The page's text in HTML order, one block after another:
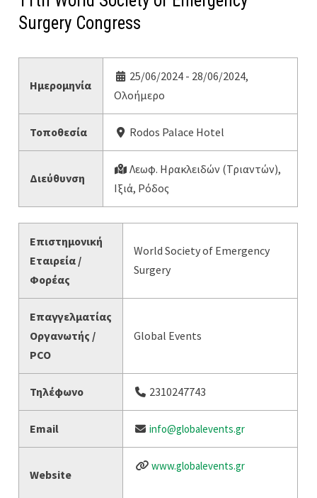
Surgery Congress
Ημερομηνία
25/06/2024 - 28/06/2024,
Ολοήμερο
Τοποθεσία Rodos Palace Hotel
Διεύθυνση
Λεωφ. Ηρακλειδών (Τριαντών),
Ιξιά, Ρόδος
Επιστημονική
Εταιρεία /
Φορέας
World Society of Emergency
Surgery
Επαγγελματίας
Οργανωτής /
PCO
Global Events
Τηλέφωνο 2310247743
Email info@globalevents.gr
Website
www.globalevents.gr